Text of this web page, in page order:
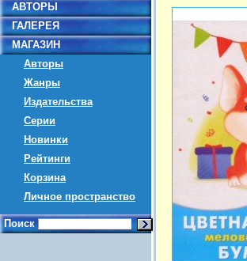
АВТОРЫ
ГАЛЕРЕЯ
МАГАЗИН
Авторы
Жанры
Издательства
Серии
Новинки
Рейтинги
Корзина
Личное пространство
Поиск